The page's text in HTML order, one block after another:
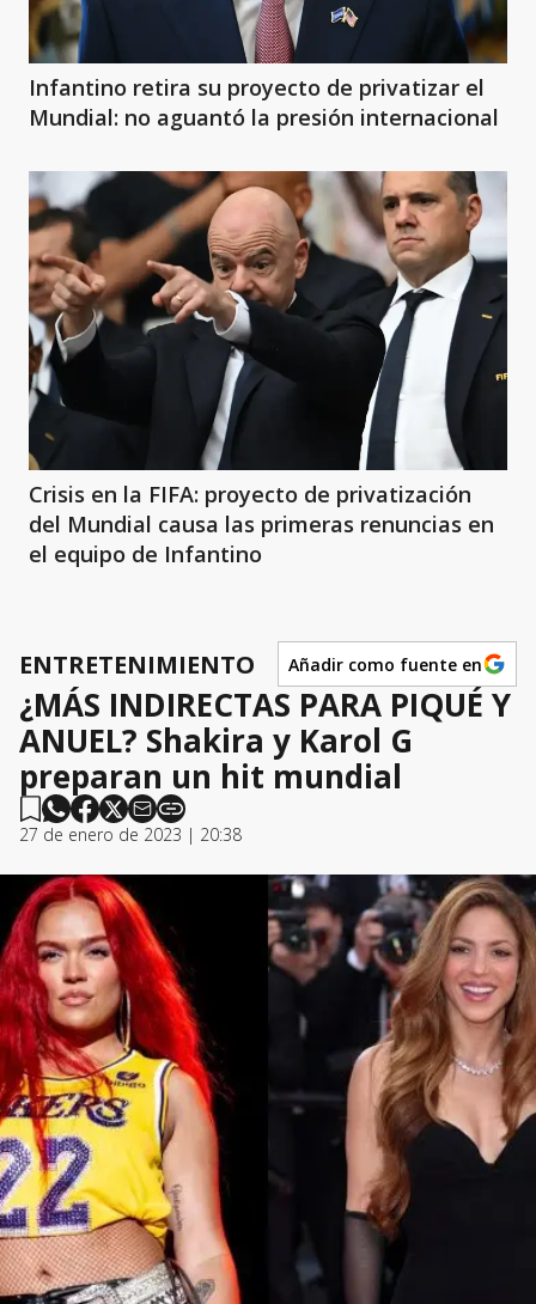
Infantino retira su proyecto de privatizar el
Mundial: no aguantó la presión internacional
Crisis en la FIFA: proyecto de privatización
del Mundial causa las primeras renuncias en
el equipo de Infantino
ENTRETENIMIENTO Añadir como fuente en
¿MÁS INDIRECTAS PARA PIQUÉ Y
ANUEL? Shakira y Karol G
preparan un hit mundial
27 de enero de 2023 | 20:38